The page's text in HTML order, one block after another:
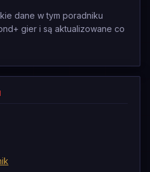
dane w tym poradniku
gier i są aktualizowane co